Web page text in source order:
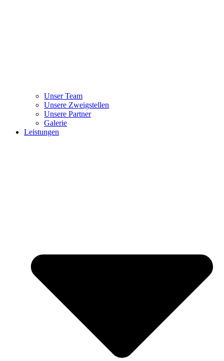
Unser Team
Unsere Zweigstellen
Unsere Partner
Galerie
Leistungen